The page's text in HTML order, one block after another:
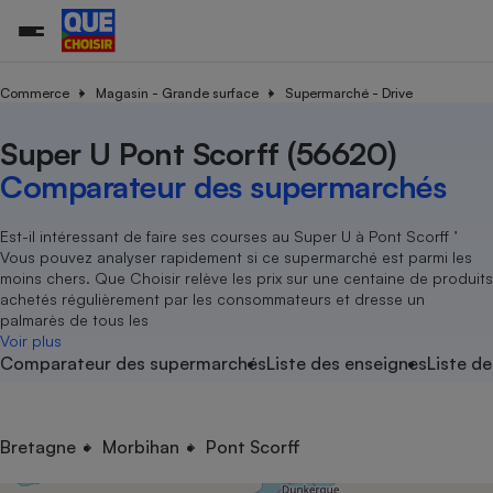
Commerce Magasin - Grande surface Supermarché - Drive
Super U Pont Scorff (56620)
Comparateur des supermarchés
Est-il intéressant de faire ses courses au Super U à Pont Scorff ’
Vous pouvez analyser rapidement si ce supermarché est parmi les
moins chers. Que Choisir relève les prix sur une centaine de produits
achetés régulièrement par les consommateurs et dresse un
palmarès de tous les
Voir plus
Comparateur des supermarchésListe des enseignesListe
Bretagne Morbihan Pont ScorffNutrition
Assurance auto
Magasin - Grande surface
Méthode de vente -
Organismes de défense
Système judiciairegratuit
Déchet
Achat - Vente - Travaux
Location
Sport
électrique
Démarche administrative
Senior
Service marchand
Train
Transport aérien
Toutes les actualités
Enquêtes
Guides d'achat
Conseils
Brèves
Tous les services
Soumettre un litige
Lettres types
Rencontrer une association locale
Tous nos combats
Nos actions
Nos grandes victoires
Les billets de la présidente
Nos associations locales
Nous rejoindre
En savoir plus sur Que Choisir Ensemble
?
L’association
Nos missions
Notre méthodologie
Notre financement
Nos partenaires
Nous rejoindre